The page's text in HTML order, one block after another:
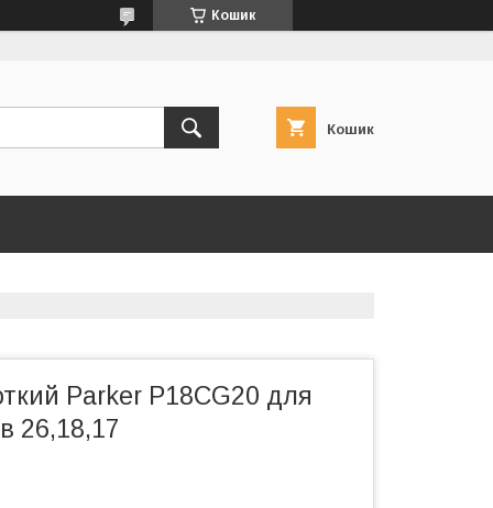
Кошик
Кошик
Parker P18СG20 для
26,18,17